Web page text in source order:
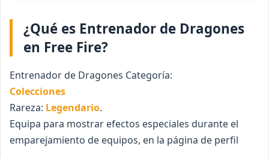
¿Qué es Entrenador de Dragones
en Free Fire?
Entrenador de Dragones Categoría:
Colecciones
Rareza: Legendario.
Equipa para mostrar efectos especiales durante el
emparejamiento de equipos, en la página de perfil